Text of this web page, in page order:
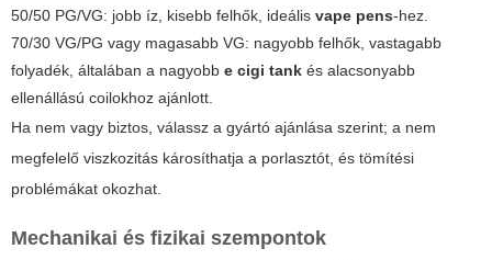
50/50 PG/VG: jobb íz, kisebb felhők, ideális vape pens-hez.
70/30 VG/PG vagy magasabb VG: nagyobb felhők, vastagabb
folyadék, általában a nagyobb e cigi tank és alacsonyabb
ellenállású coilokhoz ajánlott.
Ha nem vagy biztos, válassz a gyártó ajánlása szerint; a nem
megfelelő viszkozitás károsíthatja a porlasztót, és tömítési
problémákat okozhat.
Mechanikai és fizikai szempontok